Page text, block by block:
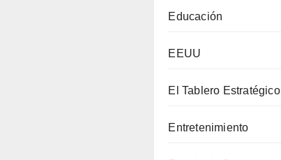
Educación
EEUU
El Tablero Estratégico
Entretenimiento